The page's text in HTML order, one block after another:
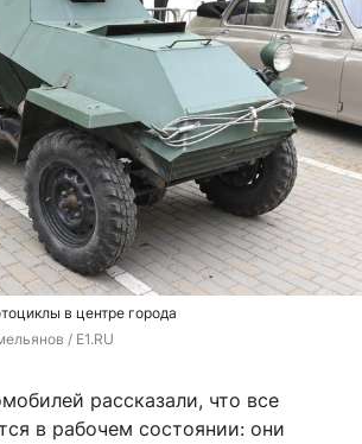
в центре города
/ E1.RU
рассказали, что все
в рабочем состоянии: они